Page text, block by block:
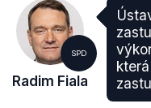
SPD
Radim Fiala